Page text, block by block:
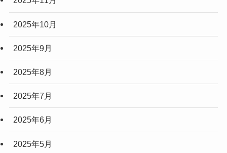
2025年10月
2025年9月
2025年8月
2025年7月
2025年6月
2025年5月